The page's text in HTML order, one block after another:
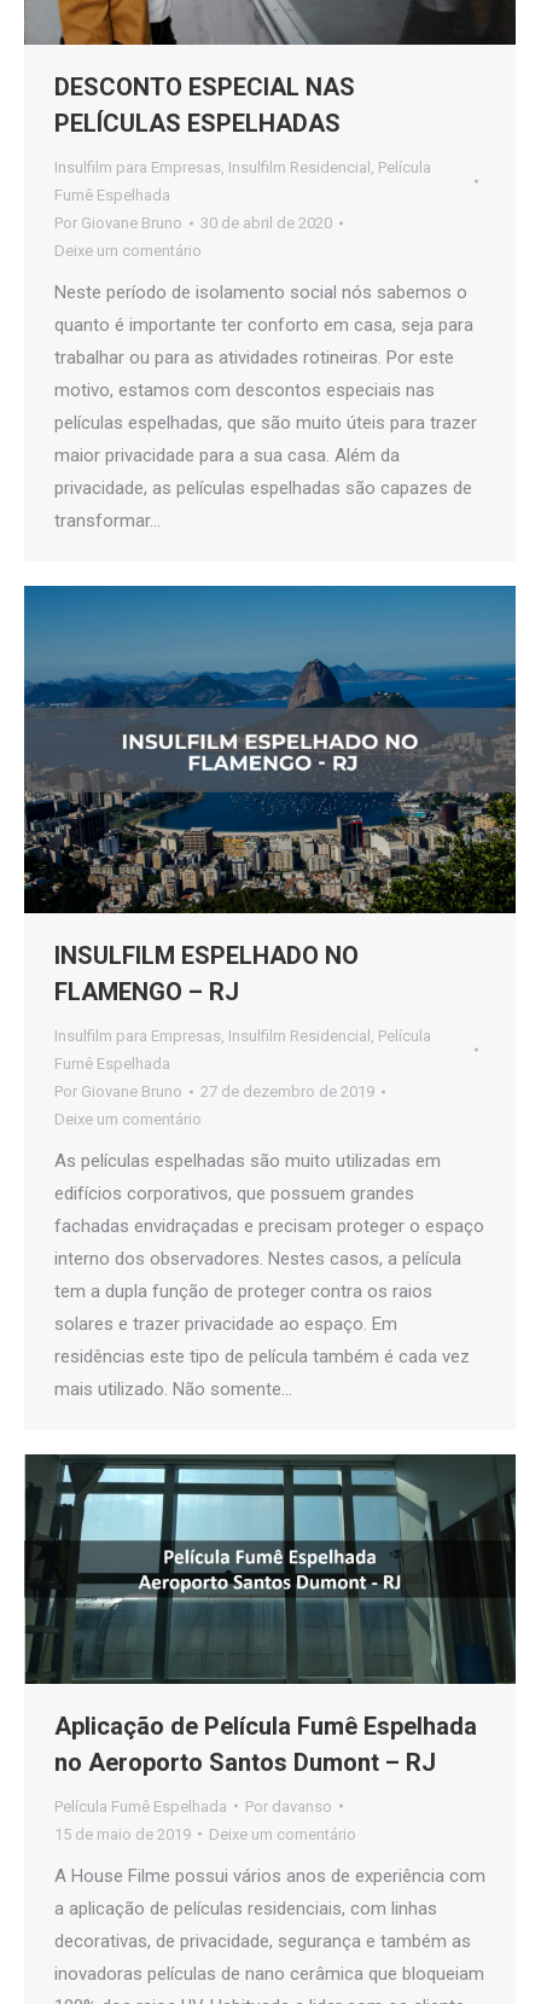
DESCONTO ESPECIAL NAS
PELÍCULAS ESPELHADAS
Insulfilm para Empresas, Insulfilm Residencial , Película
Fumê Espelhada
Por Giovane Bruno
30 de abril de 2020
Deixe um comentário
Neste período de isolamento social nós sabemos o
quanto é importante ter conforto em casa, seja para
trabalhar ou para as atividades rotineiras. Por este
motivo, estamos com descontos especiais nas
películas espelhadas, que são muito úteis para trazer
maior privacidade para a sua casa. Além da
privacidade, as películas espelhadas são capazes de
transformar…
INSULFILM ESPELHADO NO
FLAMENGO – RJ
Insulfilm para Empresas, Insulfilm Residencial , Película
Fumê Espelhada
Por Giovane Bruno
27 de dezembro de 2019
Deixe um comentário
As películas espelhadas são muito utilizadas em
edifícios corporativos, que possuem grandes
fachadas envidraçadas e precisam proteger o espaço
interno dos observadores. Nestes casos, a película
tem a dupla função de proteger contra os raios
solares e trazer privacidade ao espaço. Em
residências este tipo de película também é cada vez
mais utilizado. Não somente…
Aplicação de Película Fumê Espelhada
no Aeroporto Santos Dumont – RJ
Película Fumê Espelhada Por davanso
15 de maio de 2019
Deixe um comentário
A House Filme possui vários anos de experiência com
a aplicação de películas residenciais, com linhas
decorativas, de privacidade, segurança e também as
inovadoras películas de nano cerâmica que bloqueiam